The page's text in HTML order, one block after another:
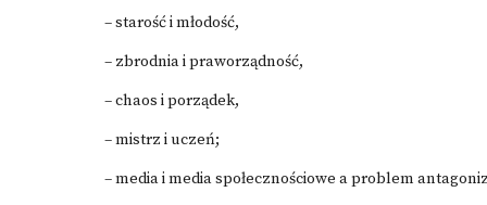
– starość i młodość,
– zbrodnia i praworządność,
– chaos i porządek,
– mistrz i uczeń;
– media i media społecznościowe a problem